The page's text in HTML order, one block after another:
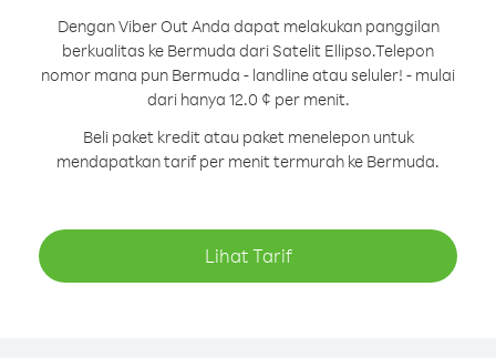
Dengan Viber Out Anda dapat melakukan panggilan
berkualitas ke Bermuda dari Satelit Ellipso.Telepon
nomor mana pun Bermuda - landline atau seluler! - mulai
dari hanya 12.0 ¢ per menit.
Beli paket kredit atau paket menelepon untuk
mendapatkan tarif per menit termurah ke Bermuda.
Lihat Tarif